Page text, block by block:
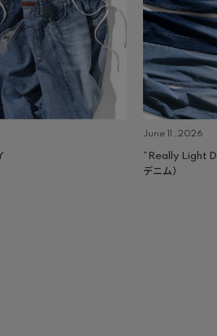
June 11 ,2026
“Really Light
デニム）